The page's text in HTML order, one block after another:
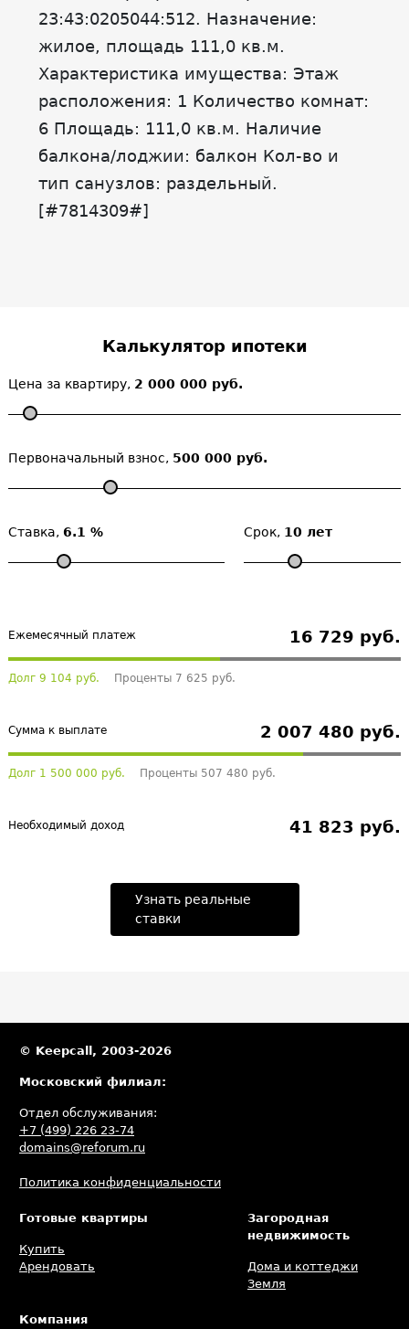
23:43:0205044:512. Назначение:
жилое, площадь 111,0 кв.м.
Характеристика имущества: Этаж
расположения: 1 Количество комнат:
6 Площадь: 111,0 кв.м. Наличие
балкона/лоджии: балкон Кол-во и
тип санузлов: раздельный.
[#7814309#]
Калькулятор ипотеки
Цена за квартиру, 2 000 000 руб.
Первоначальный взнос, 500 000 руб.
Ставка, 6.1 % Срок, 10 лет
Ежемесячный платеж 16 729 руб.
Долг 9 104 руб. Проценты 7 625 руб.
Сумма к выплате 2 007 480 руб.
Долг 1 500 000 руб. Проценты 507 480 руб.
Необходимый доход 41 823 руб.
Узнать реальные
ставки
© Keepcall, 2003-2026
Московский филиал:
Отдел обслуживания:
+7 (499) 226 23-74
domains@reforum.ru
Политика конфиденциальности
Готовые квартиры
Купить
Арендовать
Загородная
недвижимость
Дома и коттеджи
Земля
Компания